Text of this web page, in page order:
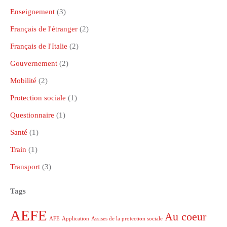
Enseignement (3)
Français de l'étranger (2)
Français de l'Italie (2)
Gouvernement (2)
Mobilité (2)
Protection sociale (1)
Questionnaire (1)
Santé (1)
Train (1)
Transport (3)
Tags
AEFE AFE Application Assises de la protection sociale Au coeur